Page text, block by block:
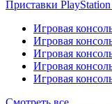
Приставки
Игровая
Игровая
Игровая
Игровая
Игровая